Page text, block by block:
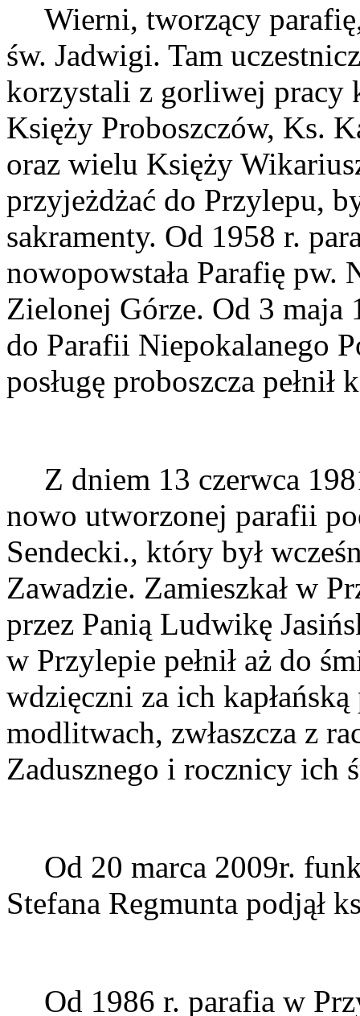
Wierni, tworzący
św. Jadwigi. Tam
korzystali z gorliwej pracy
Księży Proboszczów, Ks.
oraz wielu Księży
przyjeżdżać do Przylepu,
sakramenty. Od 1958 r.
nowopowstała Parafię pw.
Zielonej Górze. Od 3 maja
do Parafii Niepokalanego
posługę proboszcza
Z dniem 13 czerwca
nowo utworzonej parafii
Sendecki., który był
Zawadzie. Zamieszkał w
przez Panią Ludwikę
w Przylepie pełnił aż do
wdzięczni za ich
modlitwach, zwłaszcza z
Zadusznego i rocznicy ich
Od 20 marca 2009r.
Stefana Regmunta podjął
Od 1986 r. parafia w